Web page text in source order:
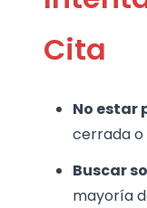
Cita
No estar
cerrada o
Buscar
mayoría